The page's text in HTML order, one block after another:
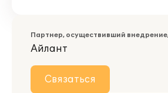
Партнер, осуществивший
Айлант
Связаться